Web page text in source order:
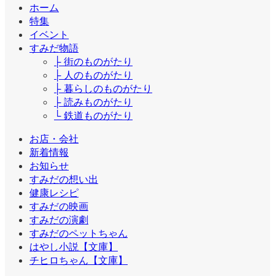
ホーム
特集
イベント
すみだ物語
├ 街のものがたり
├ 人のものがたり
├ 暮らしのものがたり
├ 読みものがたり
└ 鉄道ものがたり
お店・会社
新着情報
お知らせ
すみだの想い出
健康レシピ
すみだの映画
すみだの演劇
すみだのペットちゃん
はやし小説【文庫】
チヒロちゃん【文庫】